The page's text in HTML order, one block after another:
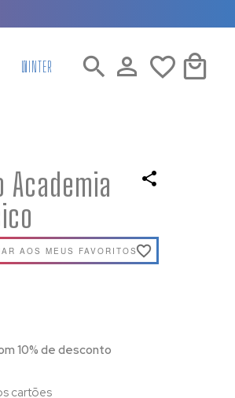
WINTER
Academia
AOS MEUS FAVORITOS
10% de desconto
cartões